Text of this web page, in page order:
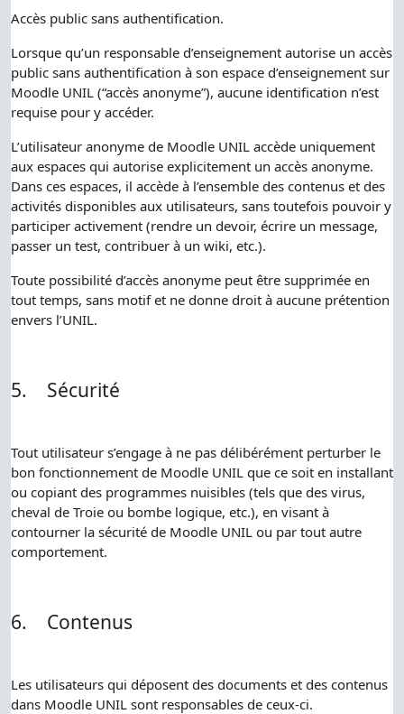
Accès public sans authentification.
Lorsque qu’un responsable d’enseignement autorise un accès
public sans authentification à son espace d’enseignement sur
Moodle UNIL (“accès anonyme”), aucune identification n’est
requise pour y accéder.
L’utilisateur anonyme de Moodle UNIL accède uniquement
aux espaces qui autorise explicitement un accès anonyme.
Dans ces espaces, il accède à l’ensemble des contenus et des
activités disponibles aux utilisateurs, sans toutefois pouvoir y
participer activement (rendre un devoir, écrire un message,
passer un test, contribuer à un wiki, etc.).
Toute possibilité d’accès anonyme peut être supprimée en
tout temps, sans motif et ne donne droit à aucune prétention
envers l’UNIL.
5. Sécurité
Tout utilisateur s’engage à ne pas délibérément perturber le
bon fonctionnement de Moodle UNIL que ce soit en installant
ou copiant des programmes nuisibles (tels que des virus,
cheval de Troie ou bombe logique, etc.), en visant à
contourner la sécurité de Moodle UNIL ou par tout autre
comportement.
6. Contenus
Les utilisateurs qui déposent des documents et des contenus
dans Moodle UNIL sont responsables de ceux-ci.